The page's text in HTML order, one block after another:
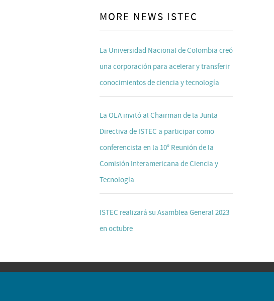
MORE NEWS ISTEC
La Universidad Nacional de Colombia creó
una corporación para acelerar y transferir
conocimientos de ciencia y tecnología
La OEA invitó al Chairman de la Junta
Directiva de ISTEC a participar como
conferencista en la 10° Reunión de la
Comisión Interamericana de Ciencia y
Tecnología
ISTEC realizará su Asamblea General 2023
en octubre